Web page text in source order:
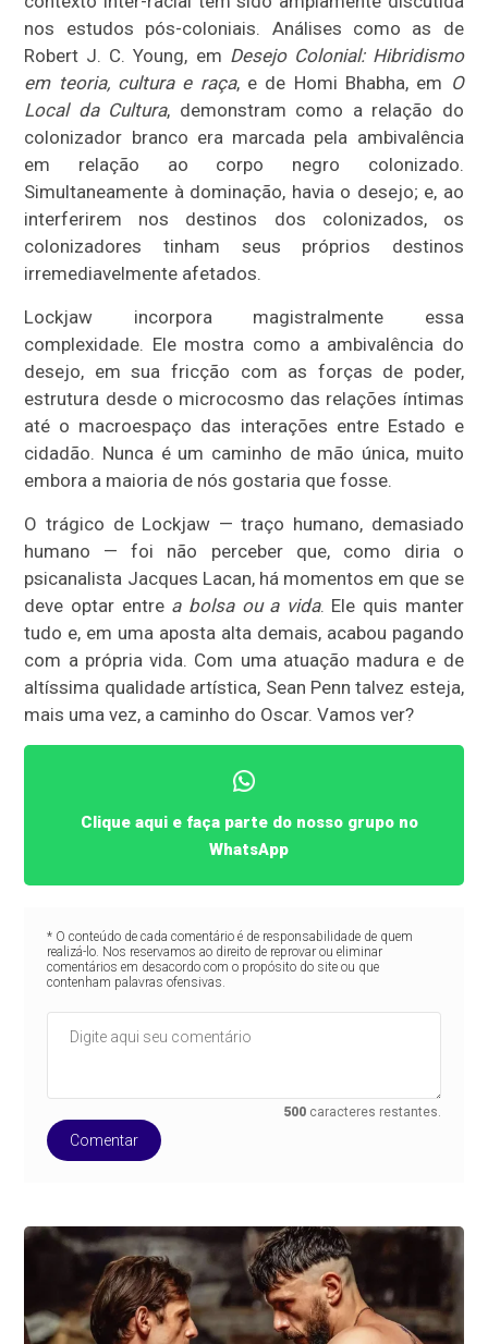
nos estudos pós-coloniais. Análises como as de
Robert J. C. Young, em Desejo Colonial: Hibridismo
em teoria, cultura e raça, e de Homi Bhabha, em O
Local da Cultura, demonstram como a relação do
colonizador branco era marcada pela ambivalência
em relação ao corpo negro colonizado.
Simultaneamente à dominação, havia o desejo; e, ao
interferirem nos destinos dos colonizados, os
colonizadores tinham seus próprios destinos
irremediavelmente afetados.
Lockjaw incorpora magistralmente essa
complexidade. Ele mostra como a ambivalência do
desejo, em sua fricção com as forças de poder,
estrutura desde o microcosmo das relações íntimas
até o macroespaço das interações entre Estado e
cidadão. Nunca é um caminho de mão única, muito
embora a maioria de nós gostaria que fosse.
O trágico de Lockjaw — traço humano, demasiado
humano — foi não perceber que, como diria o
psicanalista Jacques Lacan, há momentos em que se
deve optar entre a bolsa ou a vida. Ele quis manter
tudo e, em uma aposta alta demais, acabou pagando
com a própria vida. Com uma atuação madura e de
altíssima qualidade artística, Sean Penn talvez esteja,
mais uma vez, a caminho do Oscar. Vamos ver?
Clique aqui e faça parte do nosso grupo no
WhatsApp
* O conteúdo de cada comentário é de responsabilidade de quem
realizá-lo. Nos reservamos ao direito de reprovar ou eliminar
comentários em desacordo com o propósito do site ou que
contenham palavras ofensivas.
500 caracteres restantes.
Comentar